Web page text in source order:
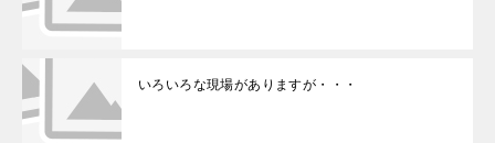
いろいろな現場がありますが・・・